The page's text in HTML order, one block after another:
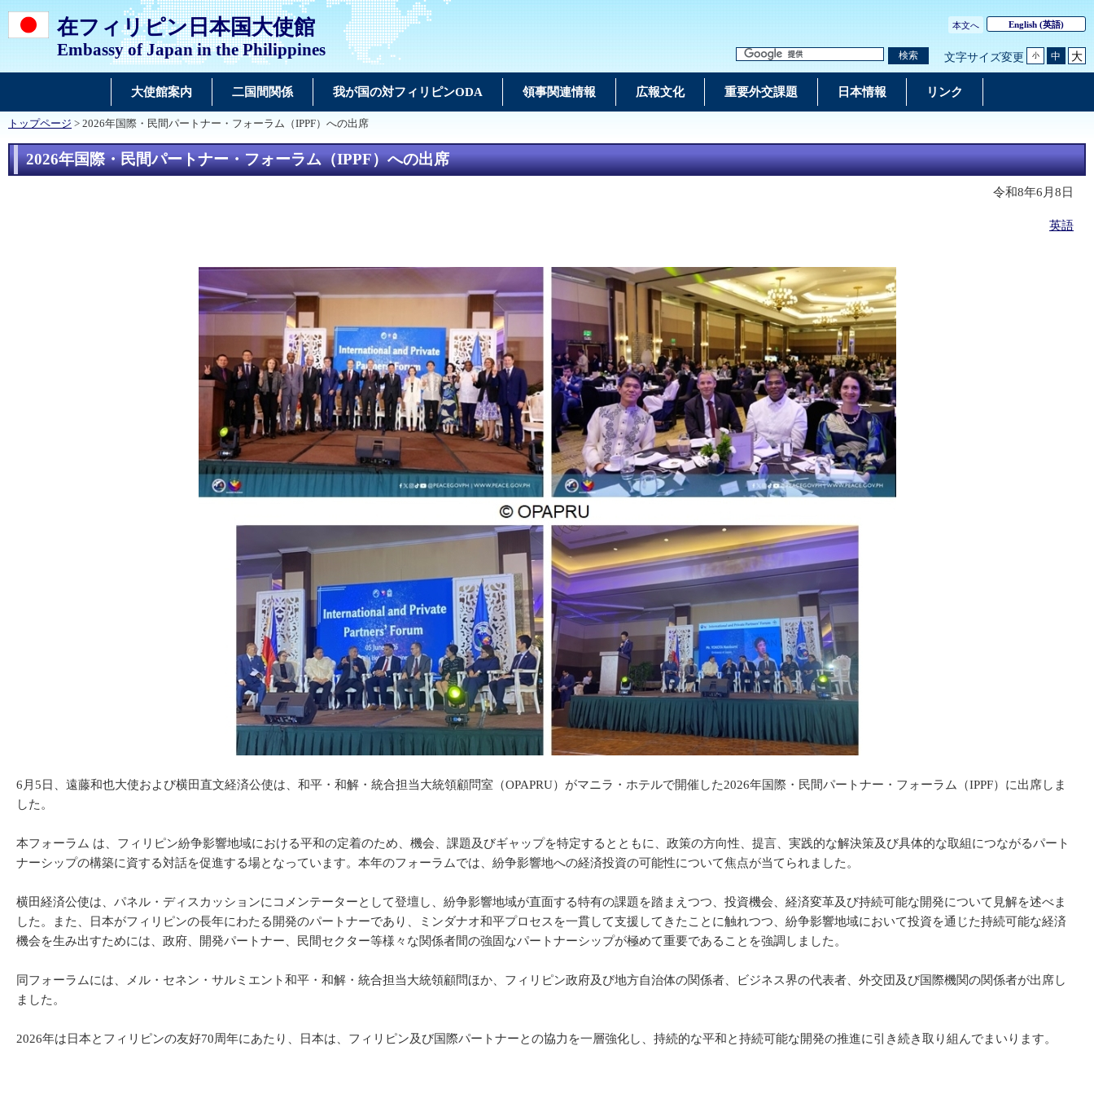
在フィリピン日本国大使館
Embassy of Japan in the Philippines
本文へ English(英語)
検索 文字サイズ変更 小 中 大
大使館案内 二国間関係 我が国の対フィリピンODA 領事関連情報 広報文化 重要外交課題 日本情報 リンク
トップページ > 2026年国際・民間パートナー・フォーラム（IPPF）への出席
2026年国際・民間パートナー・フォーラム（IPPF）への出席
令和8年6月8日
英語
6月5日、遠藤和也大使および横田直文経済公使は、和平・和解・統合担当大統領顧問室（OPAPRU）がマニラ・ホテルで開催した2026年国際・民間パートナー・フォーラム（IPPF）に出席しま
した。
本フォーラム は、フィリピン紛争影響地域における平和の定着のため、機会、課題及びギャップを特定するとともに、政策の方向性、提言、実践的な解決策及び具体的な取組につながるパート
ナーシップの構築に資する対話を促進する場となっています。本年のフォーラムでは、紛争影響地への経済投資の可能性について焦点が当てられました。
横田経済公使は、パネル・ディスカッションにコメンテーターとして登壇し、紛争影響地域が直面する特有の課題を踏まえつつ、投資機会、経済変革及び持続可能な開発について見解を述べま
した。また、日本がフィリピンの長年にわたる開発のパートナーであり、ミンダナオ和平プロセスを一貫して支援してきたことに触れつつ、紛争影響地域において投資を通じた持続可能な経済
機会を生み出すためには、政府、開発パートナー、民間セクター等様々な関係者間の強固なパートナーシップが極めて重要であることを強調しました。
同フォーラムには、メル・セネン・サルミエント和平・和解・統合担当大統領顧問ほか、フィリピン政府及び地方自治体の関係者、ビジネス界の代表者、外交団及び国際機関の関係者が出席し
ました。
2026年は日本とフィリピンの友好70周年にあたり、日本は、フィリピン及び国際パートナーとの協力を一層強化し、持続的な平和と持続可能な開発の推進に引き続き取り組んでまいります。